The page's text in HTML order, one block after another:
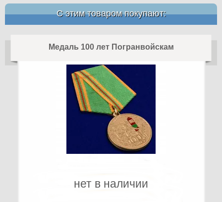
С этим товаром покупают:
Медаль 100 лет Погранвойскам
нет в наличии